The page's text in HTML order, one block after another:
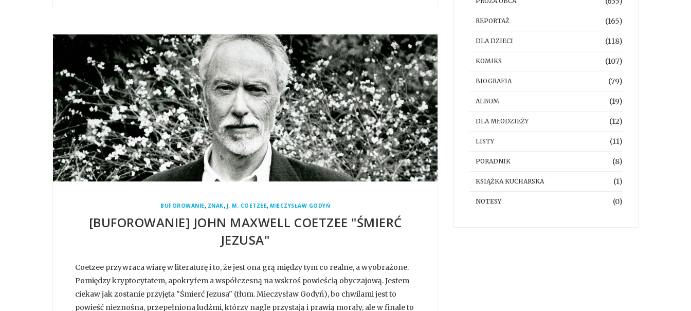
BUFOROWANIE, ZNAK, J. M. COETZEE, MIECZYSŁAW GODYŃ
[BUFOROWANIE] JOHN MAXWELL COETZEE "ŚMIERĆ
JEZUSA"
Coetzee przywraca wiarę w literaturę i to, że jest ona grą między tym co realne, a wyobrażone.
Pomiędzy kryptocytatem, apokryfem a współczesną na wskroś powieścią obyczajową. Jestem
ciekaw jak zostanie przyjęta "Śmierć Jezusa" (tłum. Mieczysław Godyń), bo chwilami jest to
powieść nieznośna, przepełniona ludźmi, którzy nagle przystają i prawią morały, ale w finale to
REPORTAŻ (165)
DLA DZIECI (118)
KOMIKS (107)
BIOGRAFIA (79)
ALBUM (19)
DLA MŁODZIEŻY (12)
LISTY (11)
PORADNIK (8)
KSIĄŻKA KUCHARSKA (1)
NOTESY (0)